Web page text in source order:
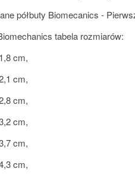
półbuty Biomecanics -
tabela rozmiarów:
cm,
cm,
cm,
cm,
cm,
cm,